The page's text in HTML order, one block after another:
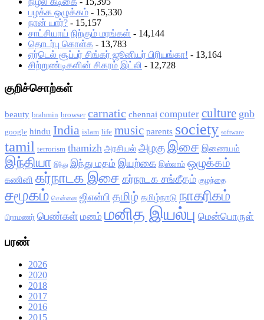
பழக்க ஒழுக்கம் - 15,330
நான் யார்? - 15,157
சாட்சியாய் நிற்கும் மரங்கள் - 14,144
தொடர்பு கொள்க - 13,783
ஏர்டெல் சூப்பர் சிங்கர் ஜூனியர் பிரியங்கா! - 13,164
சிற்றுண்டிகளின் சிகரம் இட்லி - 12,728
குறிச்சொற்கள்
beauty brahmin browser carnatic chennai computer culture gnb
google hindu India islam life music parents society software
tamil terrorism thamizh அரசியல் அழகு இசை இணையம்
இந்தியா இந்து இந்து மதம் இயற்கை இஸ்லாம் ஒழுக்கம்
கணினி கர்நாடக இசை கர்நாடக சங்கீதம் குழந்தை
சமூகம் சென்னை ஜிஎன்பி தமிழ் தமிழ்நாடு நாகரிகம்
பிராமணர் பெண்கள் மனம் மனித இயல்பு மென்பொருள்
பரண்
2026
2020
2018
2017
2016
2015